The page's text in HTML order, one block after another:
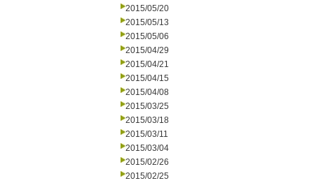
2015/05/20
2015/05/13
2015/05/06
2015/04/29
2015/04/21
2015/04/15
2015/04/08
2015/03/25
2015/03/18
2015/03/11
2015/03/04
2015/02/26
2015/02/25